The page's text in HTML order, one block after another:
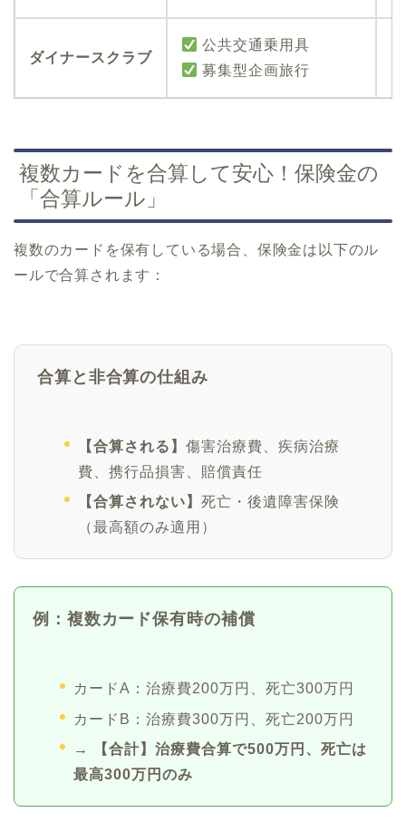
ダイナースクラブ
公共交通乗用具
募集型企画旅行
複数カードを合算して安心！保険金の
「合算ルール」
複数のカードを保有している場合、保険金は以下のル
ールで合算されます：
合算と非合算の仕組み
【合算される】 傷害治療費、疾病治療
費、携行品損害、賠償責任
【合算されない】 死亡・後遺障害保険
（最高額のみ適用）
例：複数カード保有時の補償
カードA：治療費200万円、死亡300万円
カードB：治療費300万円、死亡200万円
→
【合計】治療費合算で500万円、死亡は
最高300万円のみ